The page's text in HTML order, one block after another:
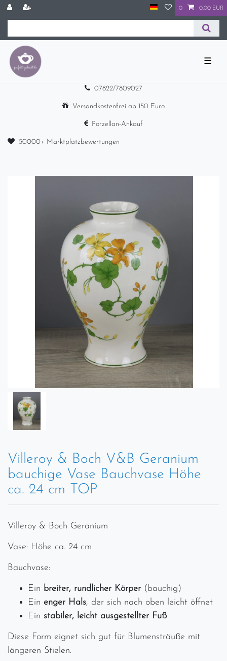
0 0,00 EUR
☰
07822/7809027
Versandkostenfrei ab 150 Euro
Porzellan-Ankauf
50000+ Marktplatzbewertungen
Villeroy & Boch V&B Geranium
bauchige Vase Bauchvase Höhe
ca. 24 cm TOP
Villeroy & Boch Geranium
Vase: Höhe ca. 24 cm
Bauchvase:
Ein breiter, rundlicher Körper(bauchig)
Ein enger Hals, der sich nach oben leicht öffnet
Ein stabiler, leicht ausgestellter Fuß
Diese Form eignet sich gut für Blumensträuße mit
längeren Stielen.